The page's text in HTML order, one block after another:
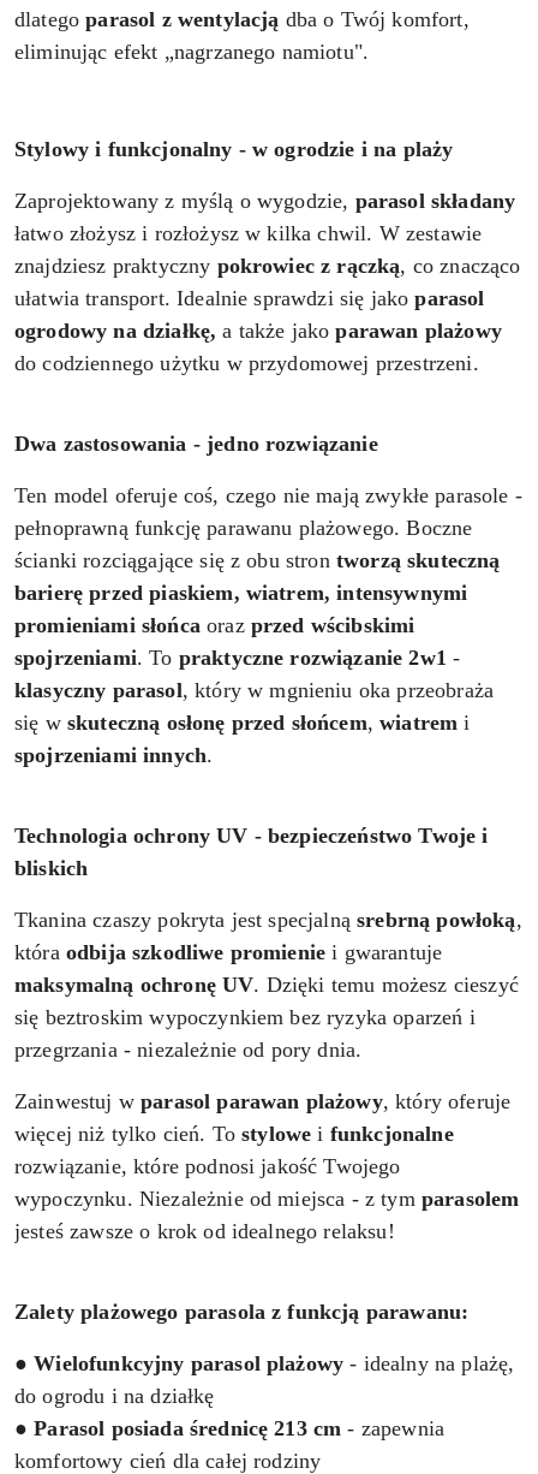
dlategoparasol z wentylacją dba o Twój komfort,
eliminując efekt „nagrzanego namiotu".
Stylowy i funkcjonalny - w ogrodzie i na plaży
Zaprojektowany z myślą o wygodzie, parasol składany
łatwo złożysz i rozłożysz w kilka chwil. W zestawie
znajdziesz praktyczny pokrowiec z rączką, co znacząco
ułatwia transport. Idealnie sprawdzi się jakoparasol
ogrodowy na działkę, a także jakoparawan plażowy
do codziennego użytku w przydomowej przestrzeni.
Dwa zastosowania - jedno rozwiązanie
Ten model oferuje coś, czego nie mają zwykłe parasole -
pełnoprawną funkcję parawanu plażowego. Boczne
ścianki rozciągające się z obu stron tworzą skuteczną
barierę przed piaskiem, wiatrem, intensywnymi
promieniami słońcaoraz przed wścibskimi
spojrzeniami. To praktyczne rozwiązanie 2w1 -
klasyczny parasol, który w mgnieniu oka przeobraża
się w skuteczną osłonę przed słońcem,wiatrem i
spojrzeniami innych.
Technologia ochrony UV - bezpieczeństwo Twoje i
bliskich
Tkanina czaszy pokryta jest specjalnąsrebrną powłoką,
która odbija szkodliwe promienie i gwarantuje
maksymalną ochronę UV. Dzięki temu możesz cieszyć
się beztroskim wypoczynkiem bez ryzyka oparzeń i
przegrzania - niezależnie od pory dnia.
Zainwestuj wparasol parawan plażowy, który oferuje
więcej niż tylko cień. Tostylowe i funkcjonalne
rozwiązanie, które podnosi jakość Twojego
wypoczynku. Niezależnie od miejsca - z tym parasolem
jesteś zawsze o krok od idealnego relaksu!
Zalety plażowego parasola z funkcją parawanu:
●Wielofunkcyjny parasol plażowy - idealny na plażę,
do ogrodu i na działkę
●Parasol posiada średnicę 213 cm - zapewnia
komfortowy cień dla całej rodziny